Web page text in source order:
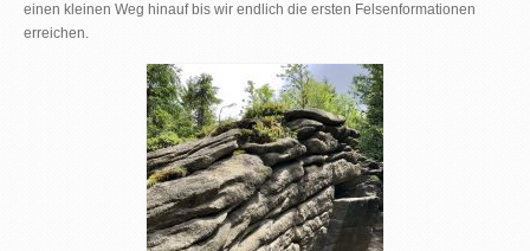
einen kleinen Weg hinauf bis wir endlich die ersten Felsenformationen
erreichen.